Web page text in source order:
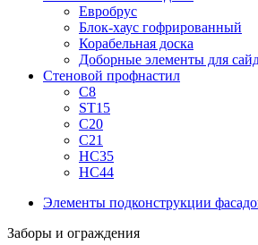
Евробрус
Блок-хаус гофрированный
Корабельная доска
Доборные элементы для
Стеновой профнастил
С8
ST15
С20
С21
НС35
НС44
Элементы подконструкции
Заборы и ограждения